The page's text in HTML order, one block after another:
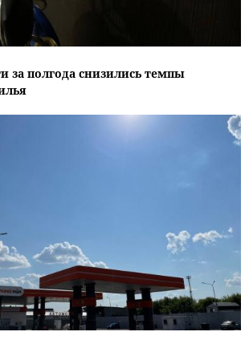
за полгода снизились темпы